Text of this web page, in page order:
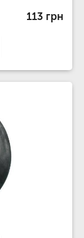
113 грн